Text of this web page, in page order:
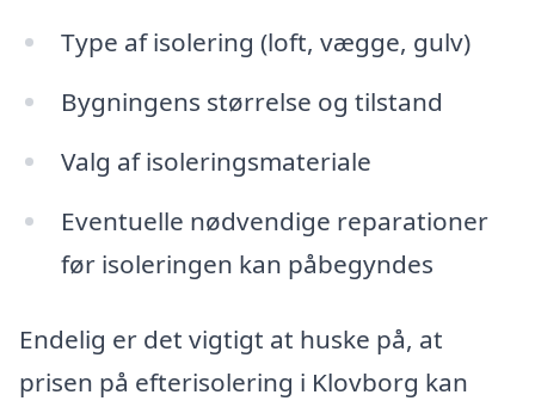
Type af isolering (loft, vægge, gulv)
Bygningens størrelse og tilstand
Valg af isoleringsmateriale
Eventuelle nødvendige reparationer
før isoleringen kan påbegyndes
Endelig er det vigtigt at huske på, at
prisen på efterisolering i Klovborg kan